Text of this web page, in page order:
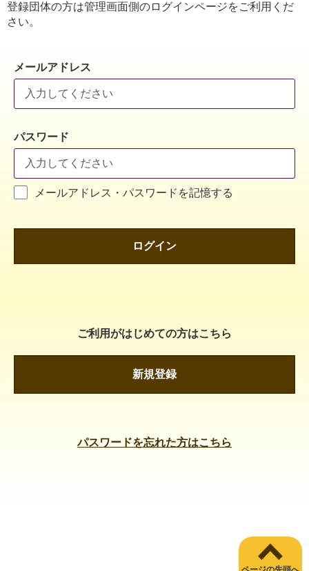
登録団体の方は管理画面側のログインページをご利用くだ
さい。
メールアドレス
パスワード
メールアドレス・パスワードを記憶する
ログイン
ご利用がはじめての方はこちら
新規登録
パスワードを忘れた方はこちら